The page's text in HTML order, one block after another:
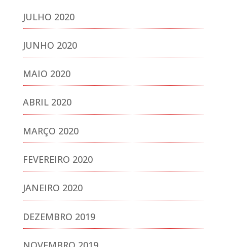
JULHO 2020
JUNHO 2020
MAIO 2020
ABRIL 2020
MARÇO 2020
FEVEREIRO 2020
JANEIRO 2020
DEZEMBRO 2019